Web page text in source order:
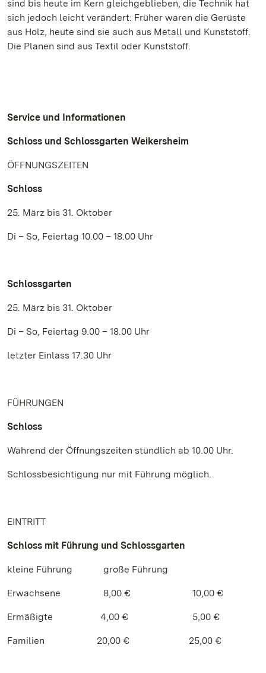
sind bis heute im Kern gleichgeblieben, die Technik hat
sich jedoch leicht verändert: Früher waren die Gerüste
aus Holz, heute sind sie auch aus Metall und Kunststoff.
Die Planen sind aus Textil oder Kunststoff.
Service und Informationen
Schloss und Schlossgarten Weikersheim
ÖFFNUNGSZEITEN
Schloss
25. März bis 31. Oktober
Di – So, Feiertag 10.00 – 18.00 Uhr
Schlossgarten
25. März bis 31. Oktober
Di – So, Feiertag 9.00 – 18.00 Uhr
letzter Einlass 17.30 Uhr
FÜHRUNGEN
Schloss
Während der Öffnungszeiten stündlich ab 10.00 Uhr.
Schlossbesichtigung nur mit Führung möglich.
EINTRITT
Schloss mit Führung und Schlossgarten
kleine Führung große Führung
Erwachsene 8,00 € 10,00 €
Ermäßigte 4,00 € 5,00 €
Familien 20,00 € 25,00 €